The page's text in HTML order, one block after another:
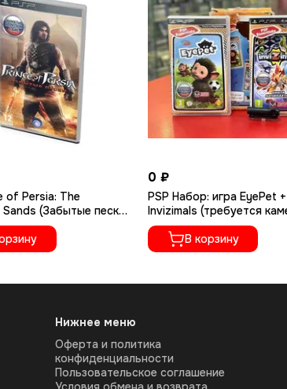
of Persia: The
(Забытые пески)
на русском
01438)
0 ₽
PSP Набор: игра EyePet
Invizimals (требуется
В корзину
Нижнее меню
Оферта и политика
конфиденциальности
Пользовательское соглашение